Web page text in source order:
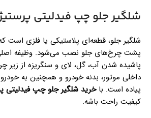
شلگیر جلو چپ فیدلیتی
شلگیر جلو، قطعه‌ای پلاستیکی یا فلزی است
پشت چرخ‌های جلو نصب می‌شود. وظیفه اصلی
پاشیده شدن آب، گل، لای و سنگریزه از
داخلی موتور، بدنه خودرو و همچنین به
پیاده است. باخرید شلگیر جلو چپ فیدلیتی
کیفیت راحت باشه.